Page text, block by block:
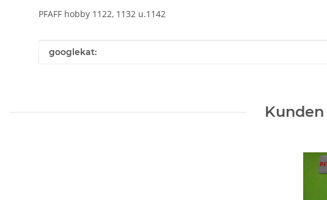
PFAFF hobby 1122, 1132 u.1142
Produkteigenschaft
Wert
googlekat: